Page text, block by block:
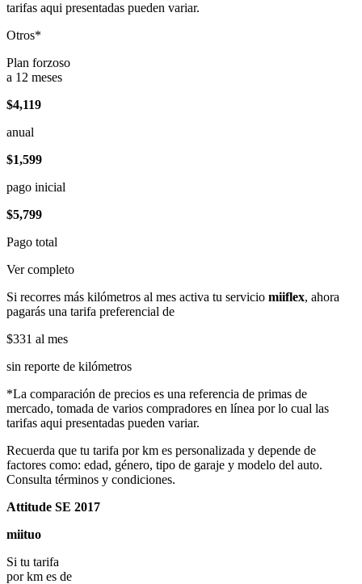
tarifas aqui presentadas pueden variar.
Otros*
Plan forzoso
a 12 meses
$4,119
anual
$1,599
pago inicial
$5,799
Pago total
Ver completo
Si recorres más kilómetros al mes activa tu servicio miiflex, ahora
pagarás una tarifa preferencial de
$331 al mes
sin reporte de kilómetros
*La comparación de precios es una referencia de primas de
mercado, tomada de varios compradores en línea por lo cual las
tarifas aqui presentadas pueden variar.
Recuerda que tu tarifa por km es personalizada y depende de
factores como: edad, género, tipo de garaje y modelo del auto.
Consulta términos y condiciones.
Attitude SE 2017
miituo
Si tu tarifa
por km es de